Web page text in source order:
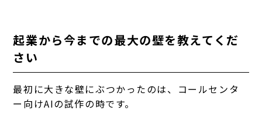
起業から今までの最大の壁を教えてくだ
さい
最初に大きな壁にぶつかったのは、コールセンタ
ー向けAIの試作の時です。